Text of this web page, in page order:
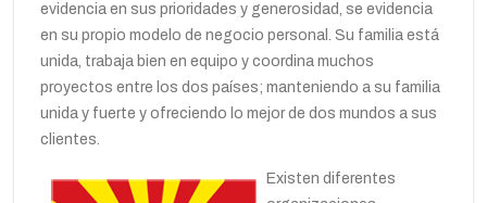
evidencia en sus prioridades y generosidad, se evidencia
en su propio modelo de negocio personal. Su familia está
unida, trabaja bien en equipo y coordina muchos
proyectos entre los dos países; manteniendo a su familia
unida y fuerte y ofreciendo lo mejor de dos mundos a sus
clientes.
Existen diferentes